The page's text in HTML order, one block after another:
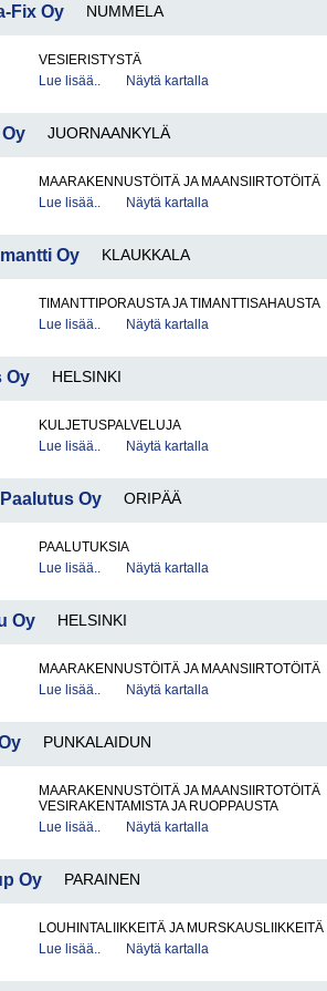
Fix Oy NUMMELA
VESIERISTYSTÄ
Lue lisää..
Näytä kartalla
JUORNAANKYLÄ
MAARAKENNUSTÖITÄ JA MAANSIIRTOTÖITÄ
Lue lisää..
Näytä kartalla
Oy KLAUKKALA
TIMANTTIPORAUSTA JA TIMANTTISAHAUSTA
Lue lisää..
Näytä kartalla
Oy HELSINKI
KULJETUSPALVELUJA
Lue lisää..
Näytä kartalla
Oy ORIPÄÄ
PAALUTUKSIA
Lue lisää..
Näytä kartalla
Oy HELSINKI
MAARAKENNUSTÖITÄ JA MAANSIIRTOTÖITÄ
Lue lisää..
Näytä kartalla
PUNKALAIDUN
MAARAKENNUSTÖITÄ JA MAANSIIRTOTÖITÄ
VESIRAKENTAMISTA JA RUOPPAUSTA
Lue lisää..
Näytä kartalla
Oy PARAINEN
LOUHINTALIIKKEITÄ JA MURSKAUSLIIKKEITÄ
Lue lisää..
Näytä kartalla